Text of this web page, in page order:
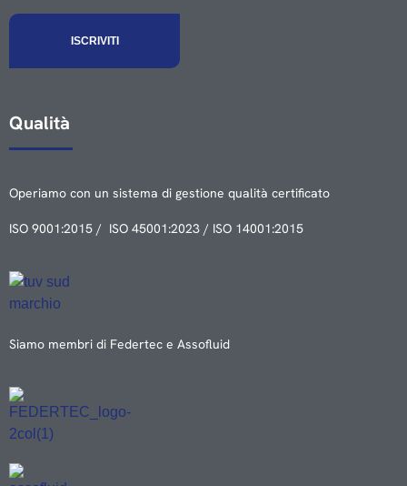
Qualità
Operiamo con un sistema di gestione qualità certificato
ISO 9001:2015 / ISO 45001:2023 / ISO 14001:2015
Siamo membri di Federtec e Assofluid